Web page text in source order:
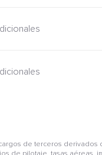
de terceros